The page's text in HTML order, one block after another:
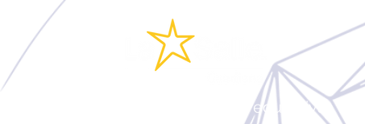
Oferta educativa